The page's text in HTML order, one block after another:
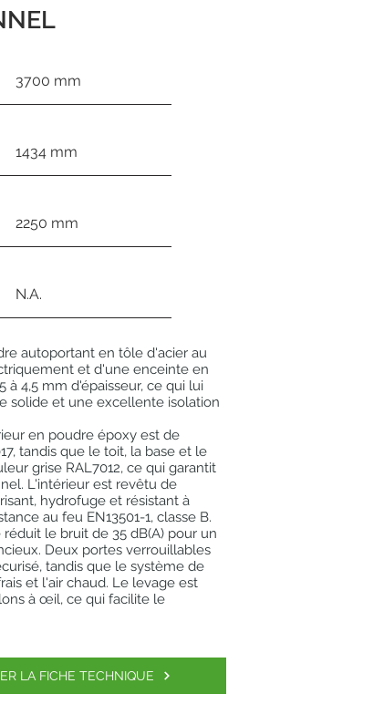
3700 mm
1434 mm
2250 mm
N.A.
autoportant en tôle d'acier au
et d'une enceinte en
à 4,5 mm d'épaisseur, ce qui lui
solide et une excellente isolation
en poudre époxy est de
tandis que le toit, la base et le
grise RAL7012, ce qui garantit
L'intérieur est revêtu de
hydrofuge et résistant à
au feu EN13501-1, classe B.
le bruit de 35 dB(A) pour un
Deux portes verrouillables
tandis que le système de
et l'air chaud. Le levage est
à œil, ce qui facilite le
LA FICHE TECHNIQUE